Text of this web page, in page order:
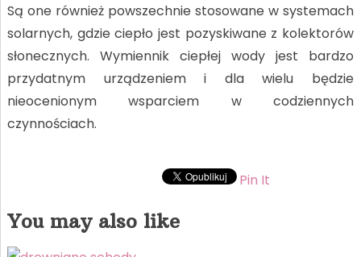
Są one również powszechnie stosowane w systemach
solarnych, gdzie ciepło jest pozyskiwane z kolektorów
słonecznych. Wymiennik ciepłej wody jest bardzo
przydatnym urządzeniem i dla wielu będzie
nieocenionym wsparciem w codziennych
czynnościach.
Pin It
You may also like